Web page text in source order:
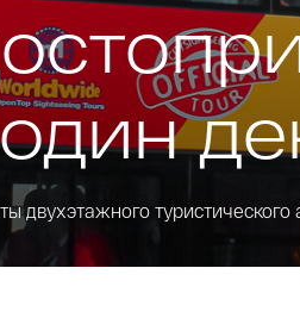
двухэтажного туристического